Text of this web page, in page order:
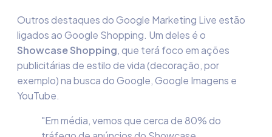
Outros destaques do Google Marketing Live estão
ligados ao Google Shopping. Um deles é o
ShowcaseShopping, que terá foco em ações
publicitárias de estilo de vida (decoração, por
exemplo) na busca do Google, Google Imagens e
YouTube.
"Em média, vemos que cerca de 80% do